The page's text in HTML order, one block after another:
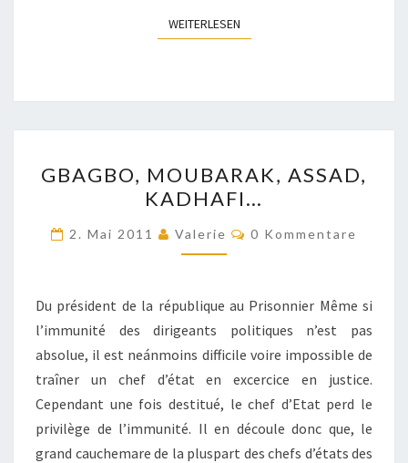
WEITERLESENWEITERLESEN
MOUBARAK,
ASSAD,
KADHAFI…
GBAGBO, MOUBARAK, ASSAD,
KADHAFI…
2. Mai 2011 Valerie Kommentare
0 Kommentare
Du président de la république au Prisonnier Même si
l’immunité des dirigeants politiques n’est pas
absolue, il est neánmoins difficile voire impossible de
traîner un chef d’état en excercice en justice.
Cependant une fois destitué, le chef d’Etat perd le
privilège de l’immunité. Il en découle donc que, le
grand cauchemare de la pluspart des chefs d’états des